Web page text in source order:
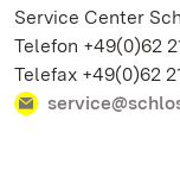
Service Center
Telefon +49(0)62
Telefax +49(0)62